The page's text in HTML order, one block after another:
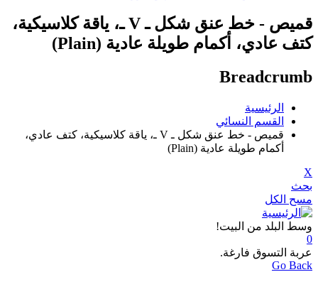
قميص - خط عنق شكل ـ V ـ، ياقة كلاسيكية،
كتف عادي، أكمام طويلة عادية (Plain)
Breadcrumb
الرئيسية
القسم النسائي
قميص - خط عنق شكل ـ V ـ، ياقة كلاسيكية، كتف عادي،
أكمام طويلة عادية (Plain)
X
بحث
مسح الكل
وسط البلد من البيت!
0
عربة التسوق فارغة.
Go Back